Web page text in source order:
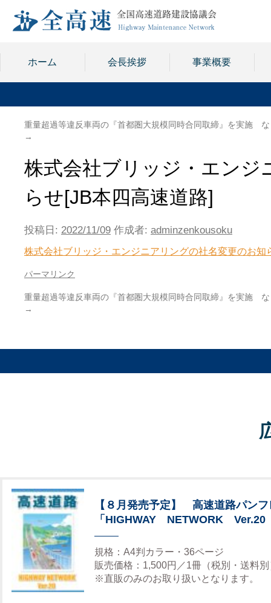
ホーム 会長挨拶 事業概要
重量超過等違反車両の『首都圏大規模同時合同取締』を実施
→
株式会社ブリッジ・エンジ
らせ[JB本四高速道路]
投稿日: 2022/11/09 作成者: adminzenkousoku
株式会社ブリッジ・エンジニアリングの社名変更のお
パーマリンク
重量超過等違反車両の『首都圏大規模同時合同取締』を実施
→
【８月発売予定】 高速道路パンフ
「HIGHWAY NETWORK Ver.20
規格：A4判カラー・36ページ
販売価格：1,500円／1冊（税別・送料別
※直販のみのお取り扱いとなります。